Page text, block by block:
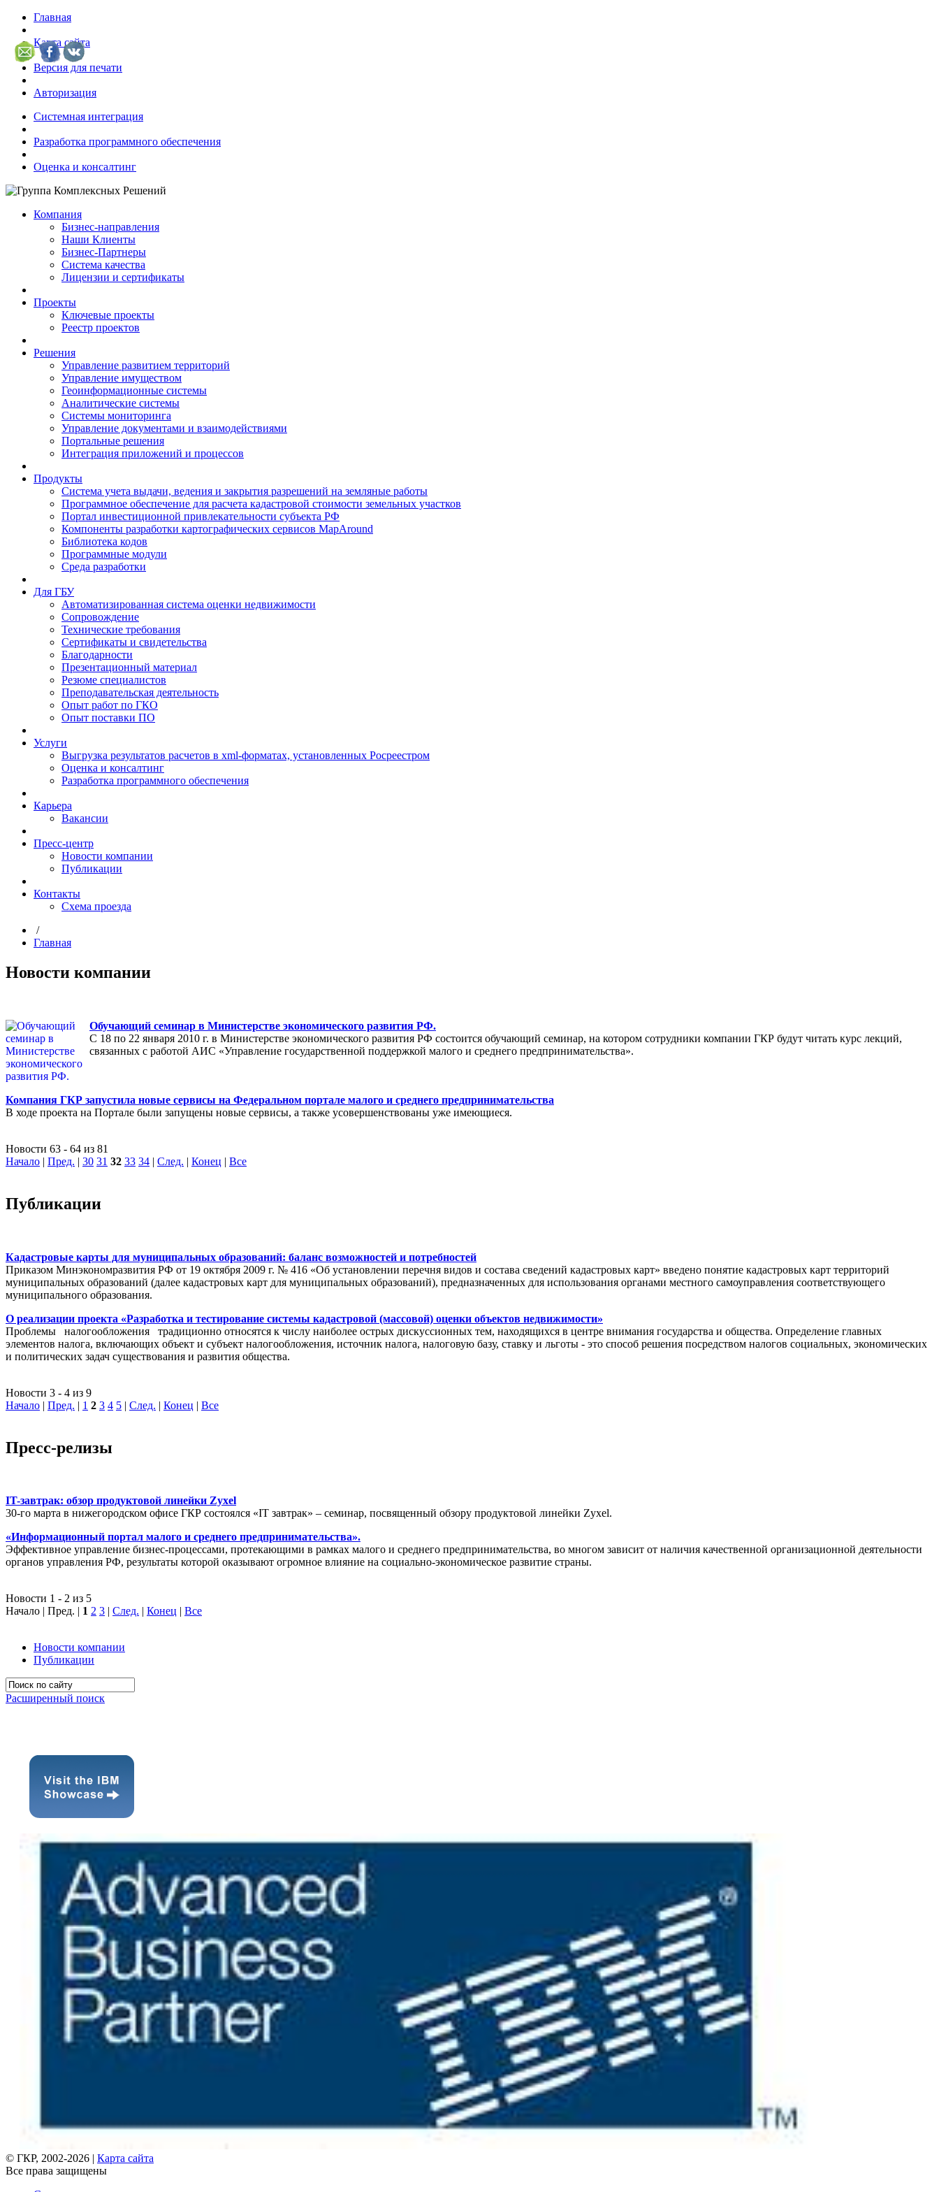
Главная
Карта сайта
Версия для печати
Авторизация
Системная интеграция
Разработка программного обеспечения
Оценка и консалтинг
Компания
Бизнес-направления
Наши Клиенты
Бизнес-Партнеры
Система качества
Лицензии и сертификаты
Проекты
Ключевые проекты
Реестр проектов
Решения
Управление развитием территорий
Управление имуществом
Геоинформационные системы
Аналитические системы
Системы мониторинга
Управление документами и взаимодействиями
Портальные решения
Интеграция приложений и процессов
Продукты
Система учета выдачи, ведения и закрытия разрешений на земляные работы
Программное обеспечение для расчета кадастровой стоимости земельных участков
Портал инвестиционной привлекательности субъекта РФ
Компоненты разработки картографических сервисов MapAround
Библиотека кодов
Программные модули
Среда разработки
Для ГБУ
Автоматизированная система оценки недвижимости
Сопровождение
Технические требования
Сертификаты и свидетельства
Благодарности
Презентационный материал
Резюме специалистов
Преподавательская деятельность
Опыт работ по ГКО
Опыт поставки ПО
Услуги
Выгрузка результатов расчетов в xml-форматах, установленных Росреестром
Оценка и консалтинг
Разработка программного обеспечения
Карьера
Вакансии
Пресс-центр
Новости компании
Публикации
Контакты
Схема проезда
/
Главная
Новости компании
Обучающий семинар в Министерстве экономического развития РФ.
С 18 по 22 января 2010 г. в Министерстве экономического развития РФ состоится обучающий семинар, на котором сотрудники компании ГКР будут читать курс лекций,
связанных с работой АИС «Управление государственной поддержкой малого и среднего предпринимательства».
Компания ГКР запустила новые сервисы на Федеральном портале малого и среднего предпринимательства
В ходе проекта на Портале были запущены новые сервисы, а также усовершенствованы уже имеющиеся.
Новости 63 - 64 из 81
Начало | Пред. | 30 31 32 33 34 | След. | Конец | Все
Публикации
Кадастровые карты для муниципальных образований: баланс возможностей и потребностей
Приказом Минэкономразвития РФ от 19 октября 2009 г. № 416 «Об установлении перечня видов и состава сведений кадастровых карт» введено понятие кадастровых карт территорий
муниципальных образований (далее кадастровых карт для муниципальных образований), предназначенных для использования органами местного самоуправления соответствующего
муниципального образования.
О реализации проекта «Разработка и тестирование системы кадастровой (массовой) оценки объектов недвижимости»
Проблемы налогообложения традиционно относятся к числу наиболее острых дискуссионных тем, находящихся в центре внимания государства и общества. Определение главных
элементов налога, включающих объект и субъект налогообложения, источник налога, налоговую базу, ставку и льготы - это способ решения посредством налогов социальных, экономических
и политических задач существования и развития общества.
Новости 3 - 4 из 9
Начало | Пред. | 1 2 3 4 5 | След. | Конец | Все
Пресс-релизы
IT-завтрак: обзор продуктовой линейки Zyxel
30-го марта в нижегородском офисе ГКР состоялся «IT завтрак» – семинар, посвященный обзору продуктовой линейки Zyxel.
«Информационный портал малого и среднего предпринимательства».
Эффективное управление бизнес-процессами, протекающими в рамках малого и среднего предпринимательства, во многом зависит от наличия качественной организационной деятельности
органов управления РФ, результаты которой оказывают огромное влияние на социально-экономическое развитие страны.
Новости 1 - 2 из 5
Начало | Пред. | 1 2 3 | След. | Конец | Все
Новости компании
Публикации
Расширенный поиск
© ГКР, 2002-2026 | Карта сайта
Все права защищены